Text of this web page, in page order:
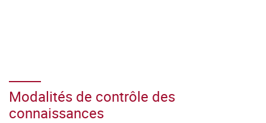
Modalités de contrôle des
connaissances